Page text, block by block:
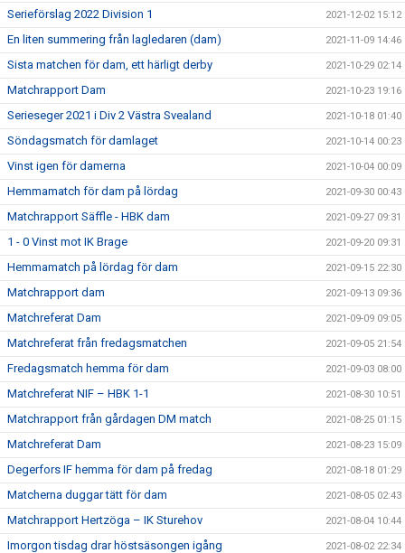
Serieförslag 2022 Division 1 2021-12-02 15:12
En liten summering från lagledaren (dam) 2021-11-09 14:46
Sista matchen för dam, ett härligt derby 2021-10-29 02:14
Matchrapport Dam 2021-10-23 19:16
Serieseger 2021 i Div 2 Västra Svealand 2021-10-18 01:40
Söndagsmatch för damlaget 2021-10-14 00:23
Vinst igen för damerna 2021-10-04 00:09
Hemmamatch för dam på lördag 2021-09-30 00:43
Matchrapport Säffle - HBK dam 2021-09-27 09:31
1 - 0 Vinst mot IK Brage 2021-09-20 09:31
Hemmamatch på lördag för dam 2021-09-15 22:30
Matchrapport dam 2021-09-13 09:36
Matchreferat Dam 2021-09-09 09:05
Matchreferat från fredagsmatchen 2021-09-05 21:54
Fredagsmatch hemma för dam 2021-09-03 08:00
Matchreferat NIF – HBK 1-1 2021-08-30 10:51
Matchrapport från gårdagen DM match 2021-08-25 01:15
Matchreferat Dam 2021-08-23 15:09
Degerfors IF hemma för dam på fredag 2021-08-18 01:29
Matcherna duggar tätt för dam 2021-08-05 02:43
Matchrapport Hertzöga – IK Sturehov 2021-08-04 10:44
Imorgon tisdag drar höstsäsongen igång 2021-08-02 22:34